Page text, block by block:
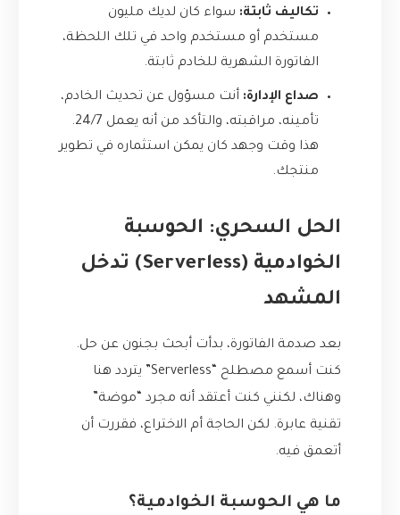
تكاليف ثابتة: سواء كان لديك مليون
مستخدم أو مستخدم واحد في تلك اللحظة،
الفاتورة الشهرية للخادم ثابتة.
صداع الإدارة: أنت مسؤول عن تحديث الخادم،
تأمينه، مراقبته، والتأكد من أنه يعمل 24/7.
هذا وقت وجهد كان يمكن استثماره في تطوير
منتجك.
الحل السحري: الحوسبة
الخوادمية (Serverless) تدخل
المشهد
بعد صدمة الفاتورة، بدأت أبحث بجنون عن حل.
كنت أسمع مصطلح “Serverless” يتردد هنا
وهناك، لكنني كنت أعتقد أنه مجرد “موضة”
تقنية عابرة. لكن الحاجة أم الاختراع، فقررت أن
أتعمق فيه.
ما هي الحوسبة الخوادمية؟